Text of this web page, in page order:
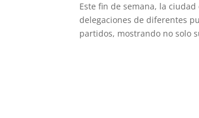
Este fin de semana, la
delegaciones de diferentes
partidos, mostrando no solo